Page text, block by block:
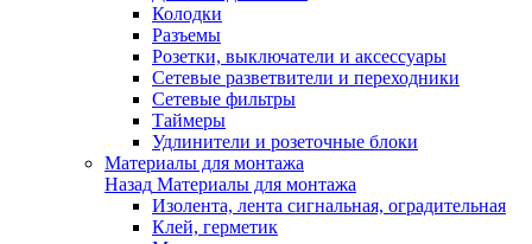
Колодки
Разъемы
Розетки, выключатели и аксессуары
Сетевые разветвители и переходники
Сетевые фильтры
Таймеры
Удлинители и розеточные блоки
Материалы для монтажа
Назад Материалы для монтажа
Изолента, лента сигнальная, оградительная
Клей, герметик